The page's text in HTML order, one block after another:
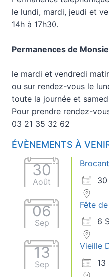
le lundi, mardi, jeudi et
14h à 17h30.
Permanences de
le mardi et vendredi
ou sur rendez-vous le
toute la journée et
Pour prendre rendez-
03 21 35 32 62
ÉVÈNEMENTS À
30
Août
30
06
Sep
Fête
6
13
Sep
Vieille
13